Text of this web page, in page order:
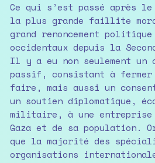
Ce qui s’est passé après
la plus grande faillite
grand renoncement politique
occidentaux depuis la
Il y a eu non seulement un
passif, consistant à
faire, mais aussi un
un soutien diplomatique,
militaire, à une entreprise
Gaza et de sa population.
que la majorité des
organisations